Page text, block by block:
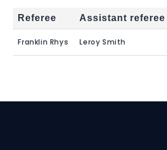
Referee Assistant referee
Franklin Rhys Leroy Smith